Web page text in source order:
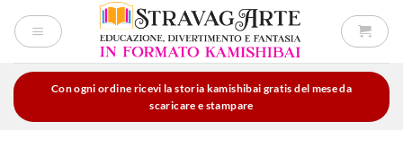
Con ogni ordine ricevi la storia kamishibai gratis del mese da
scaricare e stampare